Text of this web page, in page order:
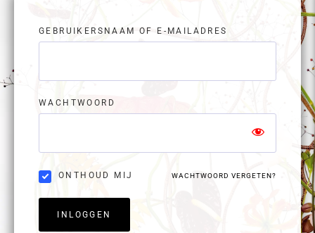
GEBRUIKERSNAAM OF E-MAILADRES
WACHTWOORD
ONTHOUD MIJ WACHTWOORD VERGETEN?
INLOGGEN